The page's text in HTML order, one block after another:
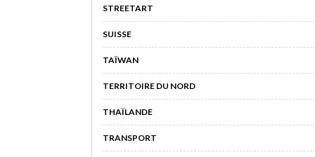
STREETART
SUISSE
TAÏWAN
TERRITOIRE DU NORD
THAÏLANDE
TRANSPORT